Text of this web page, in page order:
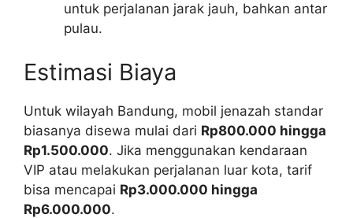
untuk perjalanan jarak jauh, bahkan antar
pulau.
Estimasi Biaya
Untuk wilayah Bandung, mobil jenazah standar
biasanya disewa mulai dari Rp800.000 hingga
Rp1.500.000. Jika menggunakan kendaraan
VIP atau melakukan perjalanan luar kota, tarif
bisa mencapai Rp3.000.000 hingga
Rp6.000.000.